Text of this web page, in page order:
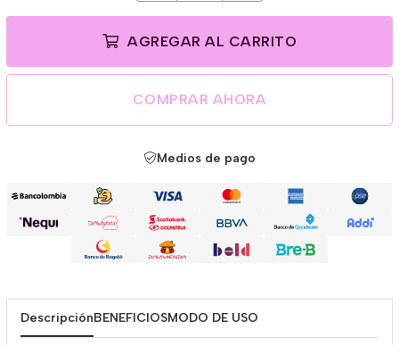
AGREGAR AL CARRITO
COMPRAR AHORA
Medios de pago
DescripciónBENEFICIOSMODO DE USO